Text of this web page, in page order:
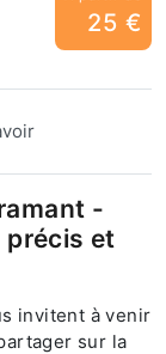
25 €
-
précis et
invitent à venir
sur la